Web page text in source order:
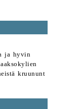
ja hyvin
kruununt